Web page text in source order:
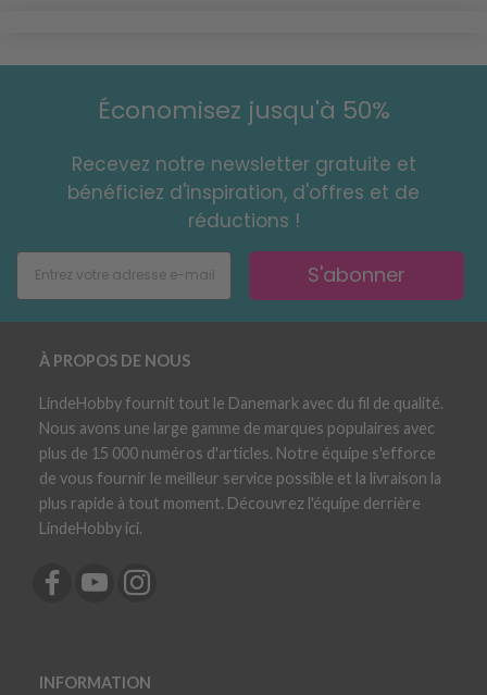
Économisez jusqu'à 50%
Recevez notre newsletter gratuite et
bénéficiez d'inspiration, d'offres et de
réductions !
S'abonner
À PROPOS DE NOUS
LindeHobby fournit tout le Danemark avec du fil de qualité.
Nous avons une large gamme de marques populaires avec
plus de 15 000 numéros d'articles. Notre équipe s'efforce
de vous fournir le meilleur service possible et la livraison la
plus rapide à tout moment. Découvrez l'équipe derrière
LindeHobby ici.
INFORMATION